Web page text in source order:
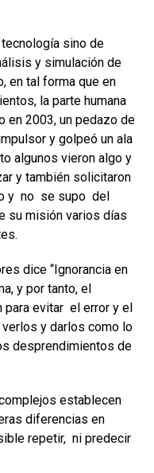
sino de
y simulación de
en tal forma que en
la parte humana
en 2003, un pedazo de
y golpeó un ala
algunos vieron algo y
y también solicitaron
y no se supo del
su misión varios días
dice “Ignorancia en
y por tanto, el
para evitar el error y el
y darlos como lo
desprendimientos de
establecen
diferencias en
repetir, ni predecir